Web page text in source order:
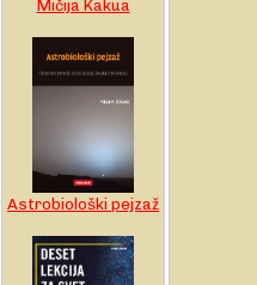
Mičija Kakua
Astrobiološki pejzaž